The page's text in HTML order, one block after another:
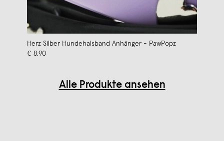
Herz Silber Hundehalsband Anhänger - PawPopz
€ 8,90
Alle Produkte ansehen